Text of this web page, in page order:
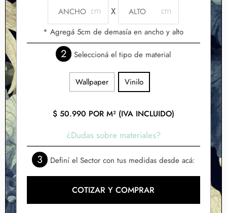
X
* Agregá 5cm de demasía en ancho y alto
2 Seleccioná el tipo de material
Wallpaper Vinilo
$50.990 POR M² (IVA INCLUIDO)
¿Dudas sobre materiales?
3 Definí el Sector con tus medidas desde acá:
COTIZAR Y COMPRAR